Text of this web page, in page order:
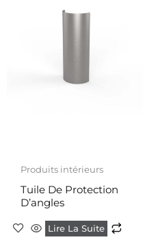
Produits intérieurs
Tuile De Protection
D’angles
Lire La Suite